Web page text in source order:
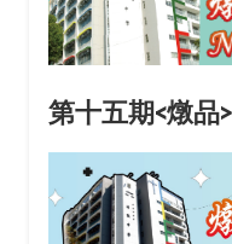
第十五期<燉品>